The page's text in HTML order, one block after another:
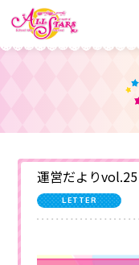
運営だよりvol.25
LETTER